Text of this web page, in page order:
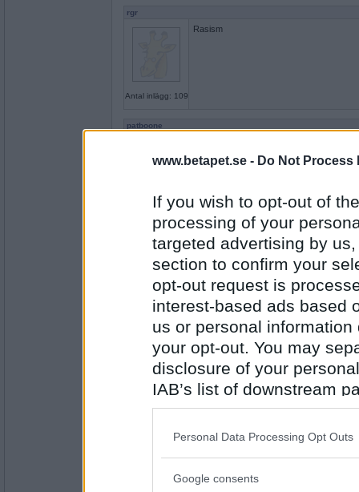
www.betapet.se - Do Not Process
If you wish to opt-out of
processing of your
targeted advertising by
section to confirm your
opt-out request is
interest-based ads based
us or personal
your opt-out. You may
disclosure of your
IAB’s list of downstream
also be disclosed by us
Downstream Participants
Please note that this
Personal Data Processing Opt Outs
Google consents
rgr
Antal inlägg: 109
Rasism
patboone
Antal inlägg:
Antal inlägg: 109
Elakartad tumör
4257
lungenfysem